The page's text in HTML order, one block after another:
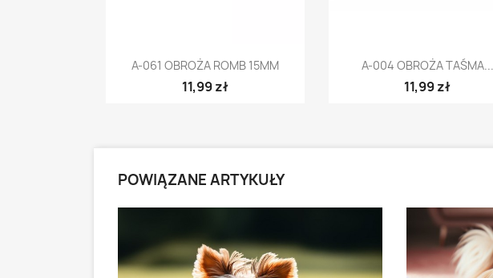
Szybki podgląd
A-061 OBROŻA ROMB 15MM
11,99 zł
Szybki podgląd
A-004 OBROŻA TAŚMA...
11,99 zł
POWIĄZANE ARTYKUŁY